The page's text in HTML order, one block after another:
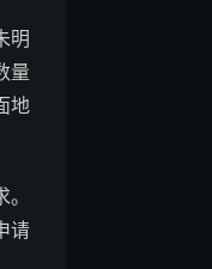
明
量
地
请